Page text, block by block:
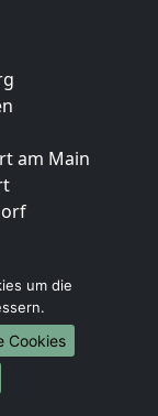
am Main
um die
Cookies